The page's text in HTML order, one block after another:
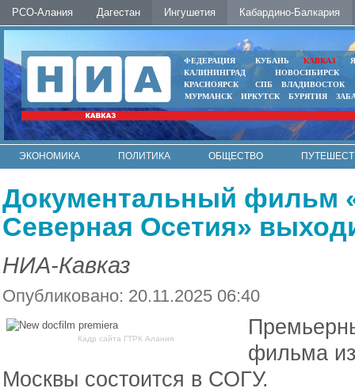
РСО-Алания Дагестан Ингушетия Кабардино-Балкария
ФЕДЕРАЦИЯ КУБАНЬ КАВКАЗ
КАЛИНИНГРАД
НОВОСИБИРСК
КРАСНОЯРСК
СПБ
ВЛАДИВОСТОК
МУРМАНСК
ИРКУТСК БУРЯТИЯ
ЭКОНОМИКА ПОЛИТИКА ОБЩЕСТВО
Документальный фильм
Северная Осетия»
НИА-Кавказ
Опубликовано: 20.11.2025 06:40
Кадр сайта ГТРК Алания
фильма
Москвы состоится в СОГУ.